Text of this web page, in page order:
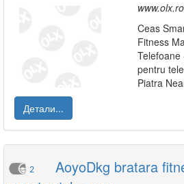
www.olx.ro
Ceas
Fitness
Telefoane
pentru
Piatra
Детали...
2
AoyoDkg bratara